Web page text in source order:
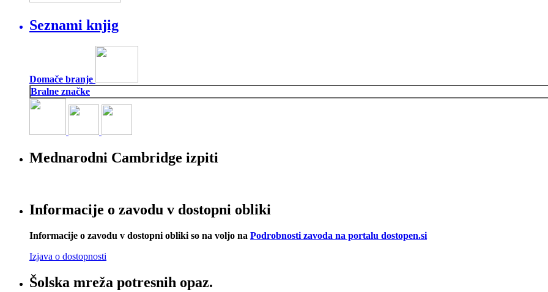
Seznami knjig
Domače branje
Bralne značke
Mednarodni Cambridge izpiti
Informacije o zavodu v dostopni obliki
Informacije o zavodu v dostopni obliki so na voljo na Podrobnosti zavoda na portalu dostopen.si
Izjava o dostopnosti
Šolska mreža potresnih opaz.